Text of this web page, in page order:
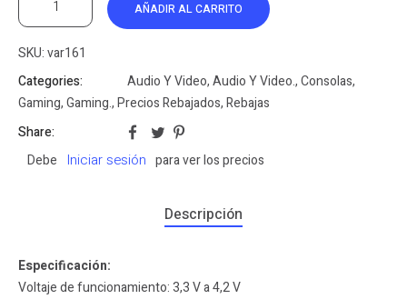
AÑADIR AL CARRITO
SKU:var161
Categories:
Audio Y Video,Audio Y Video.,Consolas,
Gaming,Gaming.,Precios Rebajados,Rebajas
Share:
Debe
Iniciar sesión para ver los precios
Descripción
Especificación:
Voltaje de funcionamiento: 3,3 V a 4,2 V